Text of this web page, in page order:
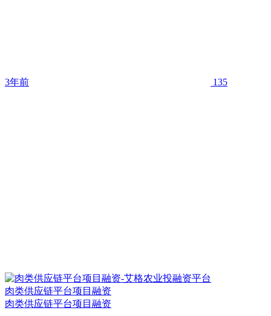
3年前 135
肉类供应链平台项目融资
肉类供应链平台项目融资